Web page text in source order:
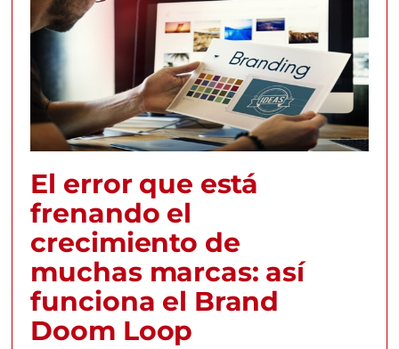
El error que está
frenando el
crecimiento de
muchas marcas: así
funciona el Brand
Doom Loop